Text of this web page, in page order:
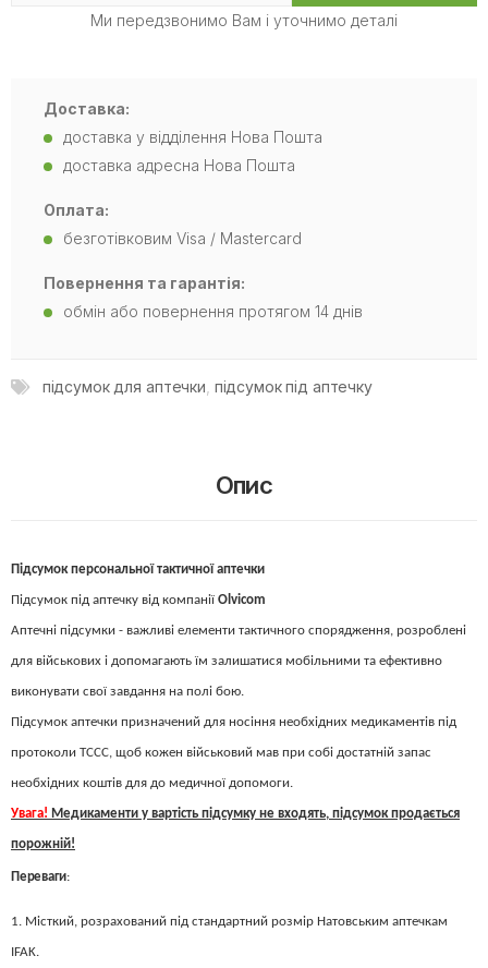
Ми передзвонимо Вам і уточнимо деталі
Доставка:
доставка у відділення Нова Пошта
доставка адресна Нова Пошта
Оплата:
безготівковим Visa / Mastercard
Повернення та гарантія:
обмін або повернення протягом 14 днів
підсумок для аптечки підсумок під аптечку
Опис
Підсумок персональної тактичної аптечки
Підсумок під аптечку від компанії Olvicom
Аптечні підсумки - важливі елементи тактичного спорядження, розроблені
для військових і допомагають їм залишатися мобільними та ефективно
виконувати свої завдання на полі бою.
Підсумок аптечки призначений для носіння необхідних медикаментів під
протоколи ТССС, щоб кожен військовий мав при собі достатній запас
необхідних коштів для до медичної допомоги.
Увага! Медикаменти у вартість підсумку не входять, підсумок продається
порожній!
Переваги:
1. Місткий, розрахований під стандартний розмір Натовським аптечкам
IFAK.